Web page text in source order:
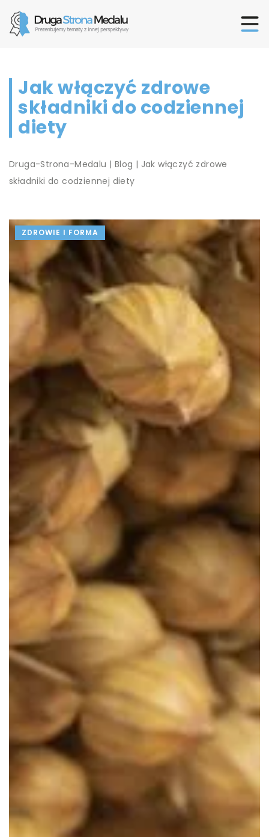
Jak włączyć zdrowe
składniki do codziennej
diety
Druga-Strona-Medalu | Blog | Jak włączyć zdrowe
składniki do codziennej diety
ZDROWIE I FORMA